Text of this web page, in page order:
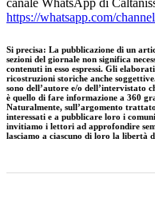
https://whatsapp.com/
Si precisa: La pubblicazione di un
sezioni del giornale non significa
contenuti in esso espressi. Gli
ricostruzioni storiche anche
sono dell’autore e/o dell’intervistato
è quello di fare informazione a 360
Naturalmente, sull’argomento
interessati e a pubblicare loro i
invitiamo i lettori ad approfondire
lasciamo a ciascuno di loro la libertà